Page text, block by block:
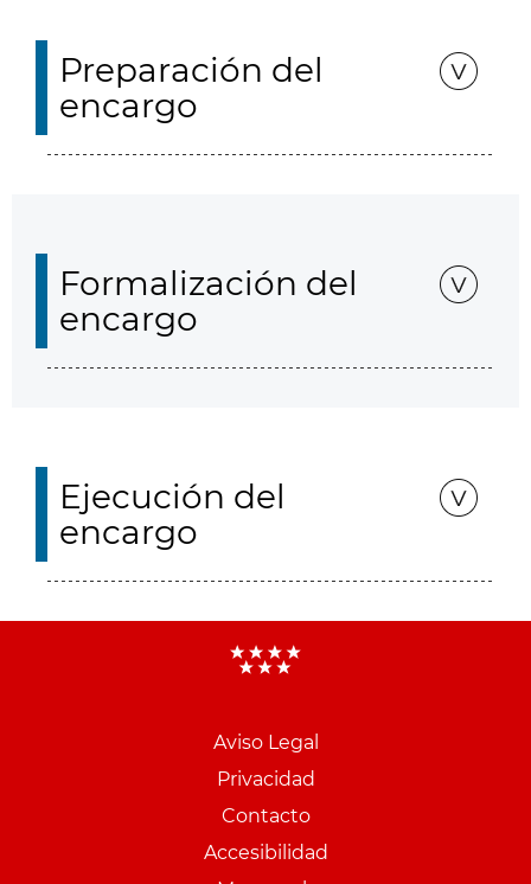
Preparación del
encargo
Formalización del
encargo
Ejecución del
encargo
Aviso Legal
Privacidad
Contacto
Accesibilidad